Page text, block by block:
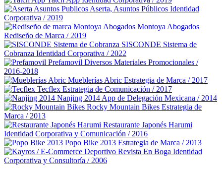
Aserta, Asuntos Públicos Identidad
Corporativa / 2019
Montoya Abogados
Rediseño de Marca / 2019
SISCONDE Sistema de
Cobranza Identidad Corporativa / 2022
Prefamovil Diversos Materiales Promocionales /
2016-2018
Mueblerías Abric Estrategia de Marca / 2017
Tecflex Estrategia de Comunicación / 2017
Nanjing 2014 App de Delegación Mexicana / 2014
Rocky Mountain Bikes Estrategia de
Marca / 2013
Restaurante Japonés Harumi
Identidad Corporativa y Comunicación / 2016
Popo Bike 2013 Estrategia de Marca / 2013
Revista En Boga Identidad
Corporativa y Consultoría / 2006